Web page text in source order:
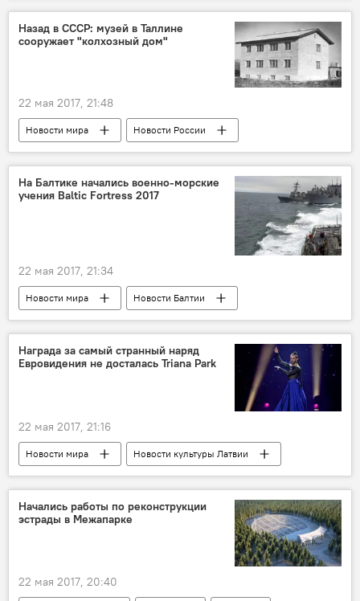
Назад в СССР: музей в Таллине
сооружает "колхозный дом"
22 мая 2017, 21:48
Новости мира
Новости России
Латвия
Эстония
Эстонский музей под открытым небом
расширение
колхозный дом
На Балтике начались военно-морские
учения Baltic Fortress 2017
22 мая 2017, 21:34
Новости мира
Новости Балтии
Латвия
Эстония
Балтия
Литва
военно-морские учения Baltic Fortress – 2017
корветы
подводные лодки
вертолеты
Награда за самый странный наряд
Евровидения не досталась Triana Park
22 мая 2017, 21:16
Новости мира
Новости культуры Латвии
Латвия
Бельгия
Чехия
Начались работы по реконструкции
эстрады в Межапарке
22 мая 2017, 20:40